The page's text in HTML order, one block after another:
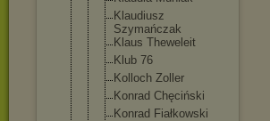
Klaudiusz
Szymańczak
Klaus Theweleit
Klub 76
Kolloch Zoller
Konrad Chęciński
Konrad Fiałkowski